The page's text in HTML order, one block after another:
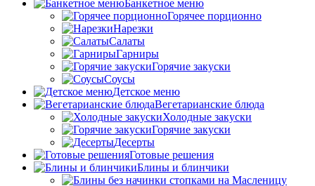
Банкетное меню
Горячее порционно
Нарезки
Салаты
Гарниры
Горячие закуски
Соусы
Детское меню
Вегетарианские блюда
Холодные закуски
Горячие закуски
Десерты
Готовые решения
Блины и блинчики